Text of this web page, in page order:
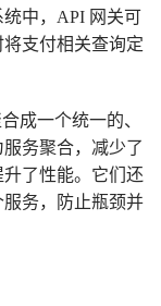
中，API 网关可
支付相关查询定
成一个统一的、
务聚合，减少了
了性能。它们还
务，防止瓶颈并